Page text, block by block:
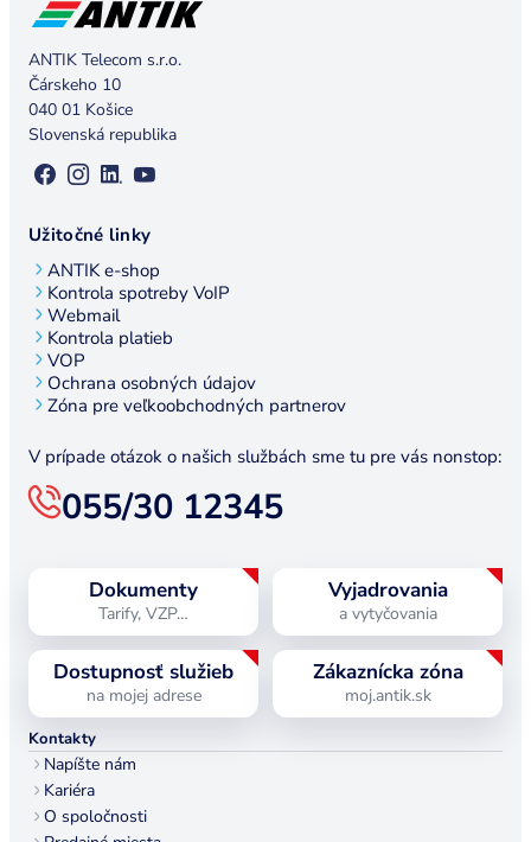
ANTIK Telecom s.r.o.
Čárskeho 10
040 01 Košice
Slovenská republika
Užitočné linky
ANTIK e-shop
Kontrola spotreby VoIP
Webmail
Kontrola platieb
VOP
Ochrana osobných údajov
Zóna pre veľkoobchodných partnerov
V prípade otázok o našich službách sme tu pre vás nonstop:
055/30 12345
Dokumenty
Tarify, VZP…
Vyjadrovania
a vytyčovania
Dostupnosť služieb
na mojej adrese
Zákaznícka zóna
moj.antik.sk
Kontakty
Napíšte nám
Kariéra
O spoločnosti